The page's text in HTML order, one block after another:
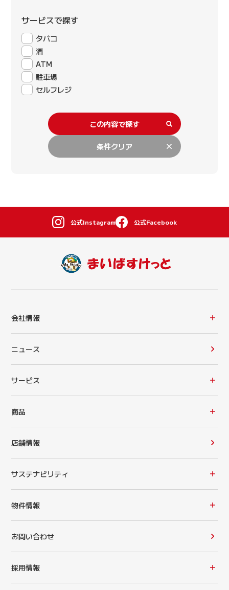
サービスで探す
タバコ
酒
ATM
駐車場
セルフレジ
この内容で探す
条件クリア
公式Instagram 公式Facebook
会社情報
ニュース
サービス
商品
店舗情報
サステナビリティ
物件情報
お問い合わせ
採用情報